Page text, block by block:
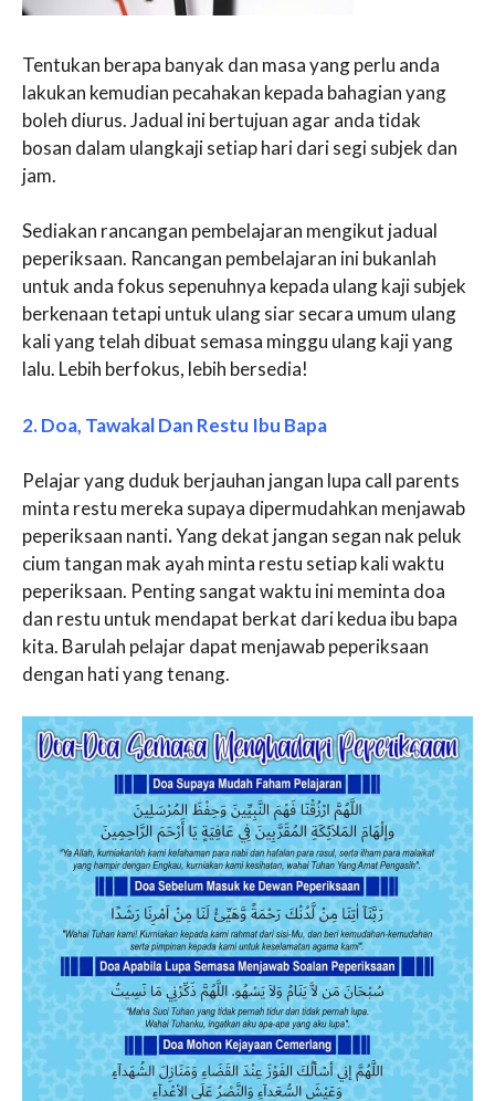
Tentukan berapa banyak dan masa yang perlu anda
lakukan kemudian pecahakan kepada bahagian yang
boleh diurus. Jadual ini bertujuan agar anda tidak
bosan dalam ulangkaji setiap hari dari segi subjek dan
jam.
Sediakan rancangan pembelajaran mengikut jadual
peperiksaan. Rancangan pembelajaran ini bukanlah
untuk anda fokus sepenuhnya kepada ulang kaji subjek
berkenaan tetapi untuk ulang siar secara umum ulang
kali yang telah dibuat semasa minggu ulang kaji yang
lalu. Lebih berfokus, lebih bersedia!
2. Doa, Tawakal Dan Restu Ibu Bapa
Pelajar yang duduk berjauhan jangan lupa call parents
minta restu mereka supaya dipermudahkan menjawab
peperiksaan nanti.Yang dekat jangan segan nak peluk
cium tangan mak ayah minta restu setiap kali waktu
peperiksaan. Penting sangat waktu ini meminta doa
dan restu untuk mendapat berkat dari kedua ibu bapa
kita. Barulah pelajar dapat menjawab peperiksaan
dengan hati yang tenang.